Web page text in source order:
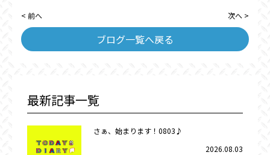
< 前へ
ブログ一覧へ戻る
次へ >
最新記事一覧
さぁ、始まります！0803♪
2026.08.03